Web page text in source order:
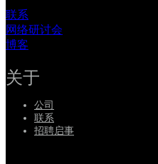
何
购
买
资
联系
网络研讨会
博客
关于
公司
联系
招聘启事